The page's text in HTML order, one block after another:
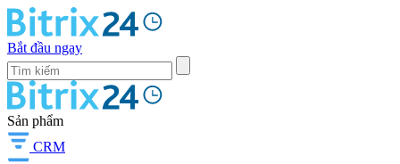
Bắt đầu ngay
Sản phẩm
CRM